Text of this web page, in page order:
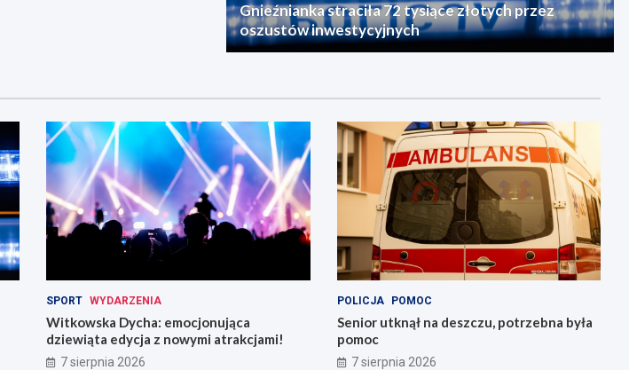
Gnieźnianka straciła 72 tysiące złotych przez
oszustów inwestycyjnych
SPORT WYDARZENIA
Witkowska Dycha: emocjonująca
dziewiąta edycja z nowymi atrakcjami!
7 sierpnia 2026
POLICJA POMOC
Senior utknął na deszczu, potrzebna była
pomoc
7 sierpnia 2026